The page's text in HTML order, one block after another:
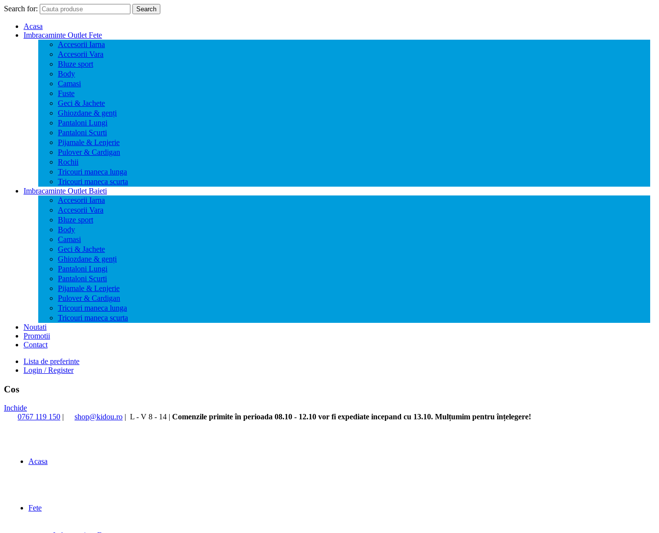
Search for: Search
Acasa
Imbracaminte Outlet Fete
Accesorii Iarna
Accesorii Vara
Bluze sport
Body
Camasi
Fuste
Geci & Jachete
Ghiozdane & genți
Pantaloni Lungi
Pantaloni Scurti
Pijamale & Lenjerie
Pulover & Cardigan
Rochii
Tricouri maneca lunga
Tricouri maneca scurta
Imbracaminte Outlet Baieti
Accesorii Iarna
Accesorii Vara
Bluze sport
Body
Camasi
Geci & Jachete
Ghiozdane & genți
Pantaloni Lungi
Pantaloni Scurti
Pijamale & Lenjerie
Pulover & Cardigan
Tricouri maneca lunga
Tricouri maneca scurta
Noutati
Promotii
Contact
Lista de preferinte
Login / Register
Cos
Inchide
0767 119 150 | shop@kidou.ro | L - V 8 - 14 | Comenzile primite în perioada 08.10 - 12.10 vor fi expediate incepand cu 13.10. Mulțumim pentru înțelegere!
Acasa
Fete